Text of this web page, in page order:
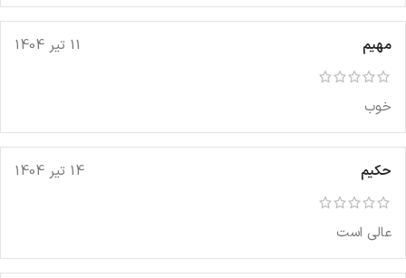
مهیم 11 تیر 1404
خوب
حکیم 14 تیر 1404
عالی است